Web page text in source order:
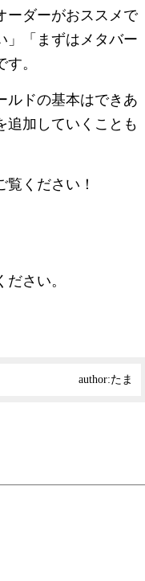
ーダーがおススメで
」「まずはメタバー
。
ルドの基本はできあ
追加していくことも
ください！
さい。
author:たま